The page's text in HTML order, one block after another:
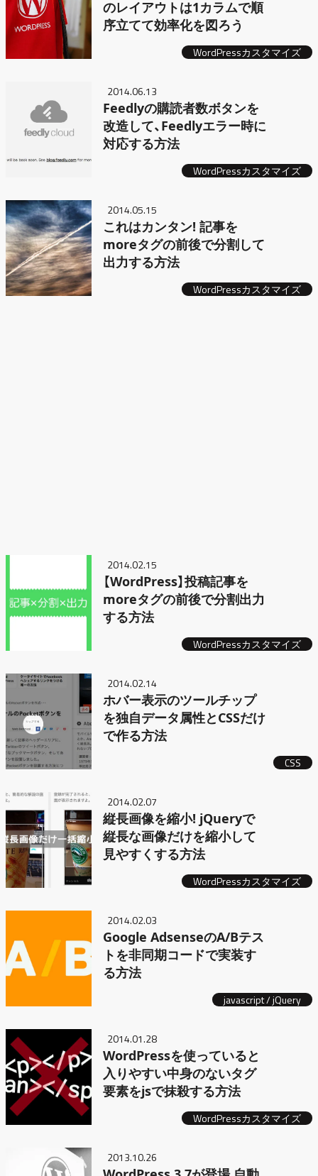
のレイアウトは1カラムで順
序立てて効率化を図ろう
WordPressカスタマイズ
2014.06.13
Feedlyの購読者数ボタンを
改造して、Feedlyエラー時に
対応する方法
WordPressカスタマイズ
2014.05.15
これはカンタン! 記事を
moreタグの前後で分割して
出力する方法
WordPressカスタマイズ
2014.02.15
【WordPress】投稿記事を
moreタグの前後で分割出力
する方法
WordPressカスタマイズ
2014.02.14
ホバー表示のツールチップ
を独自データ属性とCSSだけ
で作る方法
CSS
2014.02.07
縦長画像を縮小! jQueryで
縦長な画像だけを縮小して
見やすくする方法
WordPressカスタマイズ
2014.02.03
Google AdsenseのA/Bテス
トを非同期コードで実装す
る方法
javascript / jQuery
2014.01.28
WordPressを使っていると
入りやすい中身のないタグ
要素をjsで抹殺する方法
WordPressカスタマイズ
2013.10.26